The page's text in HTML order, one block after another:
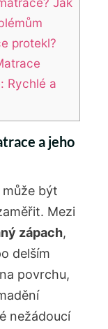
protekl?
Rychlé a
a jeho
být
Mezi
zápach,
delším
na povrchu,
nežádoucí